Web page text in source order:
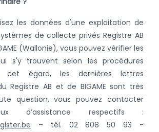
les données d'une exploitation de
de collecte privés Registre AB
(Wallonie), vous pouvez vérifier les
s'y trouvent selon les procédures
cet égard, les dernières lettres
Registre AB et de BIGAME sont très
question, vous pouvez contacter
d’assistance respectifs :
– tél. 02 808 50 93 -